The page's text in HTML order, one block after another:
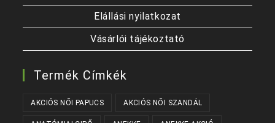
Elállási nyilatkozat
Vásárlói tájékoztató
Termék Címkék
AKCIÓS NŐI PAPUCS AKCIÓS NŐI SZANDÁL